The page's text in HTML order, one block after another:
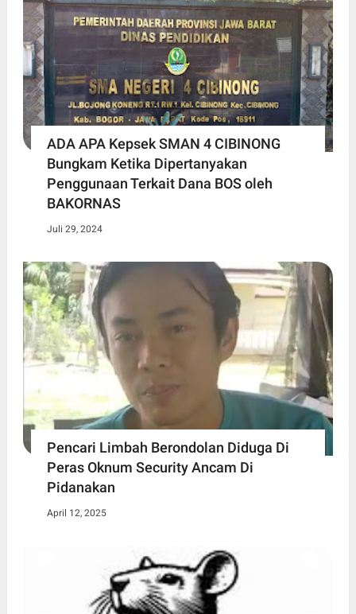
ADA APA Kepsek SMAN 4 CIBINONG
Bungkam Ketika Dipertanyakan
Penggunaan Terkait Dana BOS oleh
BAKORNAS
Juli 29, 2024
Pencari Limbah Berondolan Diduga Di
Peras Oknum Security Ancam Di
Pidanakan
April 12, 2025